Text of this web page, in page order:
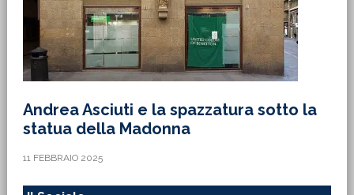
Andrea Asciuti e la spazzatura sotto la
statua della Madonna
11 FEBBRAIO 2025